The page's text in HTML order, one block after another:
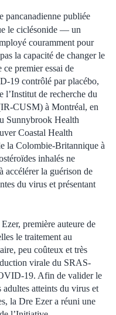
pancanadienne publiée
le ciclésonide — un
couramment pour
la capacité de changer le
ce premier essai de
19 contrôlé par placébo,
l’Institut de recherche du
CUSM) à Montréal, en
Sunnybrook Health
Coastal Health
la Colombie-Britannique à
inhalés ne
accélérer la guérison de
du virus et présentant
première auteure de
le traitement au
peu coûteux et très
virale du SRAS-
19. Afin de valider le
adultes atteints du virus et
la Dre Ezer a réuni une